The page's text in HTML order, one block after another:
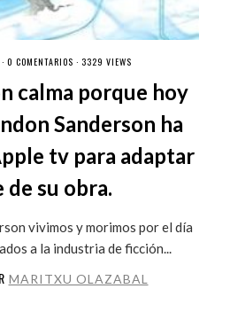
0 COMENTARIOS · 3329 VIEWS
calma porque hoy
Sanderson ha
tv para adaptar
de su obra.
vivimos y morimos por el día
a la industria de ficción...
MARITXU OLAZABAL